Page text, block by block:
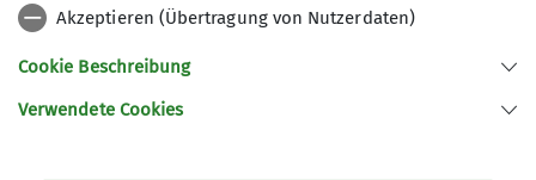
willkommene Abwechslung im
wir gerne die Bergwelt abseits der
Pisten auf Schneeschuhen.
Programm
Akzeptieren (Übertragung von Nutzerdaten)
Cookie Beschreibung
Verwendete Cookies